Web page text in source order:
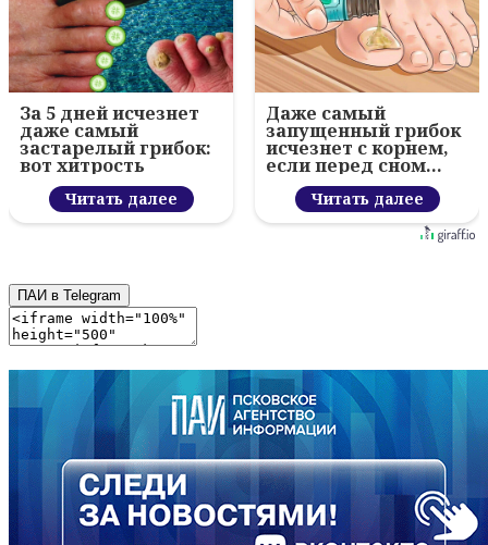
За 5 дней исчезнет
даже самый
застарелый грибок:
вот хитрость
Читать далее
Даже самый
запущенный грибок
исчезнет с корнем,
если перед сном…
Читать далее
ПАИ в Telegram